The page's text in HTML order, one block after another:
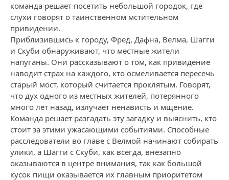
команда решает посетить небольшой городок, где
слухи говорят о таинственном мстительном
привидении.
Приблизившись к городу, Фред, Дафна, Велма, Шагги
и Скуби обнаруживают, что местные жители
напуганы. Они рассказывают о том, как привидение
наводит страх на каждого, кто осмеливается пересечь
старый мост, который считается проклятым. Говорят,
что дух одного из местных жителей, потерянного
много лет назад, излучает ненависть и мщение.
Команда решает разгадать эту загадку и выяснить, кто
стоит за этими ужасающими событиями. Способные
расследователи во главе с Велмой начинают собирать
улики, а Шагги с Скуби, как всегда, внезапно
оказываются в центре внимания, так как большой
кусок пищи оказывается их главным приоритетом